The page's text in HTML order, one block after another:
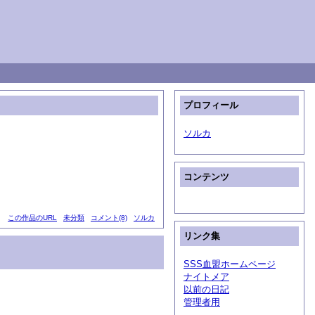
この作品のURL 未分類 コメント(8) ソルカ
プロフィール
ソルカ
コンテンツ
リンク集
SSS血盟ホームページ
ナイトメア
以前の日記
管理者用